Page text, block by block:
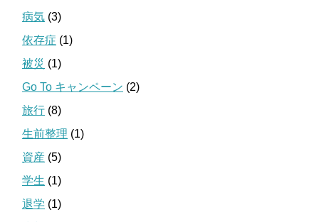
病気 (3)
依存症 (1)
被災 (1)
Go To キャンペーン (2)
旅行 (8)
生前整理 (1)
資産 (5)
学生 (1)
退学 (1)